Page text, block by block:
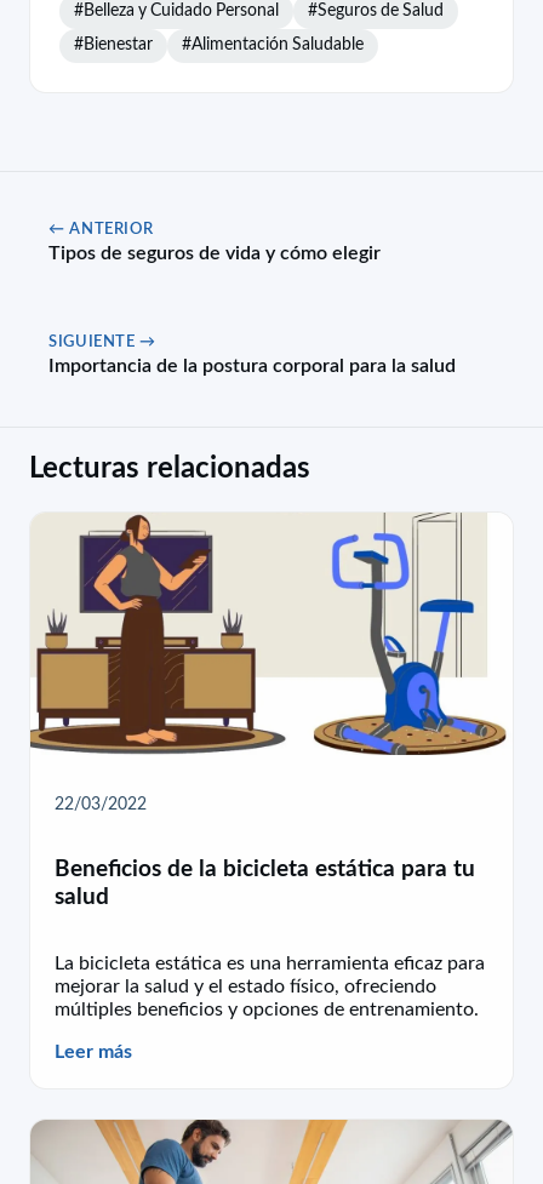
#Belleza y Cuidado Personal #Seguros de Salud
#Bienestar #Alimentación Saludable
← ANTERIOR
Tipos de seguros de vida y cómo elegir
SIGUIENTE →
Importancia de la postura corporal para la salud
Lecturas relacionadas
22/03/2022
Beneficios de la bicicleta estática para tu
salud
La bicicleta estática es una herramienta eficaz para
mejorar la salud y el estado físico, ofreciendo
múltiples beneficios y opciones de entrenamiento.
Leer más